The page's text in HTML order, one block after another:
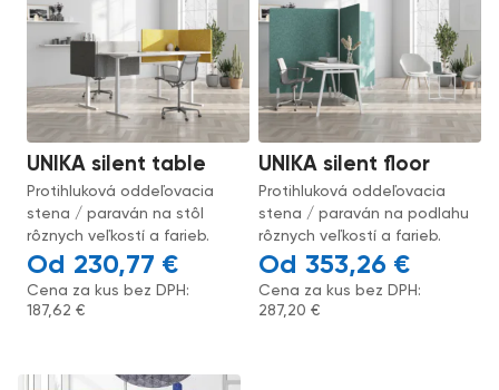
UNIKA silent table
Protihluková oddeľovacia
stena / paraván na stôl
rôznych veľkostí a farieb.
230,77 €
Cena za kus bez DPH:
187,62€
UNIKA silent floor
Protihluková oddeľovacia
stena / paraván na podlahu
rôznych veľkostí a farieb.
353,26 €
Cena za kus bez DPH:
287,20€